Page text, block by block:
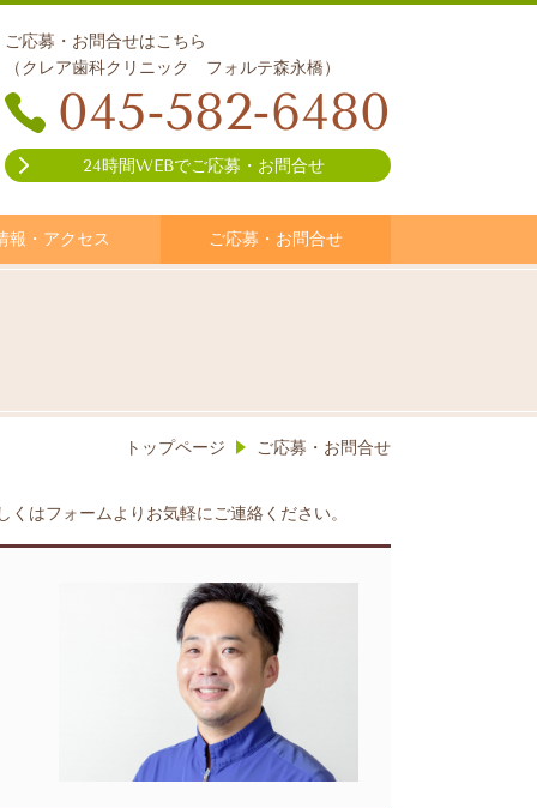
ご応募・お問合せはこちら
（クレア歯科クリニック フォルテ森永橋）
045-582-6480
24時間WEBでご応募・お問合せ
報・アクセス ご応募・お問合せ
トップページ ご応募・お問合せ
はフォームよりお気軽にご連絡ください。